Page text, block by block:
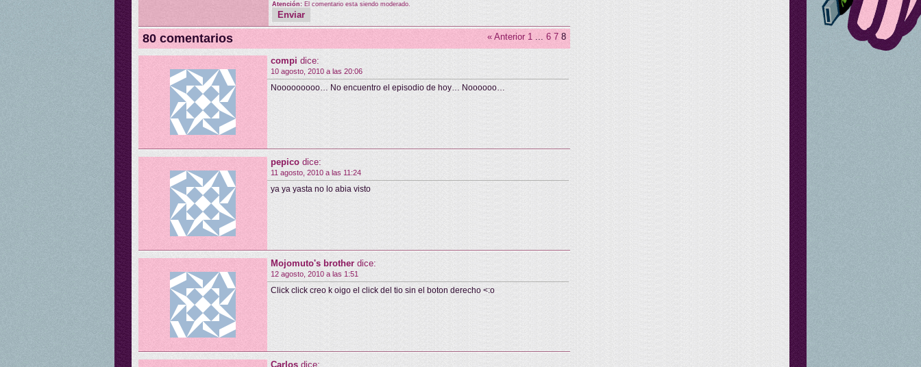
Atención: El comentario esta siendo moderado.
80 comentarios « Anterior 1 ... 6 7 8
compi dice:
10 agosto, 2010 a las 20:06
Nooooooooo… No encuentro el episodio de hoy… Noooooo…
pepico dice:
11 agosto, 2010 a las 11:24
ya ya yasta no lo abia visto
Mojomuto's brother dice:
12 agosto, 2010 a las 1:51
Click click creo k oigo el click del tio sin el boton derecho <:o
Carlos dice: